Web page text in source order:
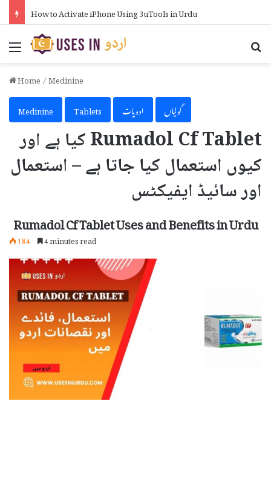
How to Activate iPhone Using 3uTools in Urdu
Menu
Home/Medinine
Medinine
Tablets ادویات گولیاں
Rumadol Cf Tablet کیا ہے اور
کیوں استعمال کیا جاتا ہے – استعمال
اور سائیڈ ایفیکٹس
Rumadol Cf Tablet Uses and Benefits in Urdu
184 4 minutes read